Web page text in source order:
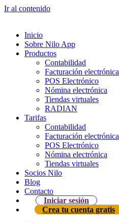
Ir al contenido
Inicio
Sobre Nilo App
Productos
Contabilidad
Facturación electrónica
POS Electrónico
Nómina electrónica
Tiendas virtuales
RADIAN
Tarifas
Contabilidad
Facturación electrónica
POS Electrónico
Nómina electrónica
Tiendas virtuales
Socios Nilo
Blog
Contacto
Iniciar sesión
Crea tu cuenta gratis